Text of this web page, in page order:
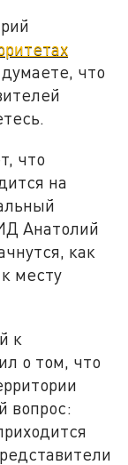
думаете, что
что
на
Анатолий
как
месту
к
о том, что
вопрос: